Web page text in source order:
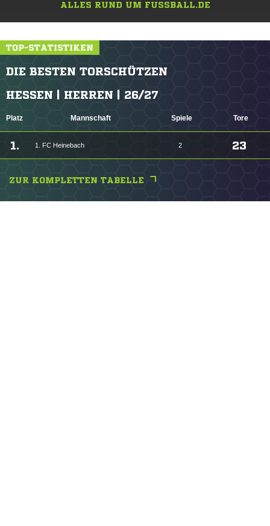
ALLES RUND UM FUSSBALL.DE
TOP-STATISTIKEN
DIE BESTEN TORSCHÜTZEN
HESSEN | HERREN | 26/27
Platz Mannschaft Spiele Tore
1. 1. FC Heinebach 2 23
ZUR KOMPLETTEN TABELLE